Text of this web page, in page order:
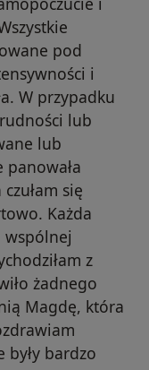
pod
i
W przypadku
lub
lub
panowała
się
Każda
wspólnej
z
żadnego
Magdę, która
były bardzo